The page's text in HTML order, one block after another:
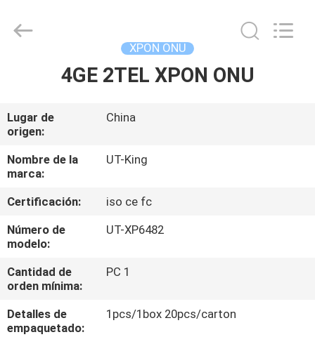
HOGAR
PRODUCTOS
SOBRE
VIAJE
LA
FÁBRICA
Copyright
Ltd..
All
Rights
XPON ONU
4GE 2TEL XPON ONU
Lugar de
origen:
China
Nombre de la
marca:
UT-King
Certificación:
iso ce fc
Número de
modelo:
UT-XP6482
Cantidad de
orden mínima:
PC 1
Detalles de
empaquetado:
1pcs/1box 20pcs/carton